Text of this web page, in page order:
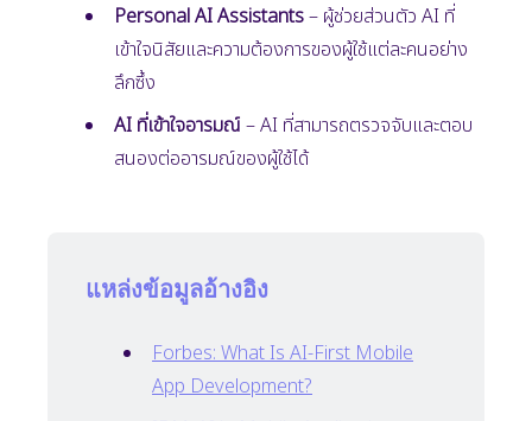
Personal AI Assistants– ผู้ช่วยส่วนตัว AI ที่
เข้าใจนิสัยและความต้องการของผู้ใช้แต่ละคนอย่าง
ลึกซึ้ง
AI ที่เข้าใจอารมณ์ – AI ที่สามารถตรวจจับและตอบ
สนองต่ออารมณ์ของผู้ใช้ได้
แหล่งข้อมูลอ้างอิง
Forbes: What Is AI-First Mobile
App Development?